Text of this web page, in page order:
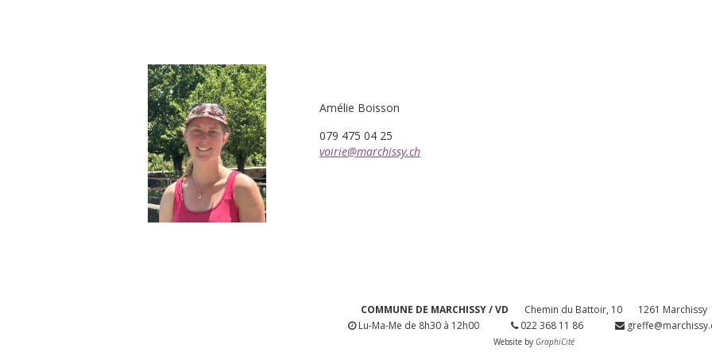
Amélie Boisson
079 475 04 25
voirie@marchissy.ch
COMMUNE DE MARCHISSY / VD Chemin du Battoir, 10
1261 Marchissy
Lu-Ma-Me de 8h30 à 12h00
022 368 11 86
Website by GraphiCité